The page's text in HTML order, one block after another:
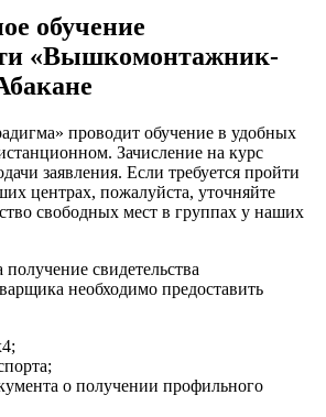
обучение
«Вышкомонтажник-
проводит обучение в удобных
Зачисление на курс
заявления. Если требуется пройти
центрах, пожалуйста, уточняйте
свободных мест в группах у наших
свидетельства
необходимо предоставить
о получении профильного